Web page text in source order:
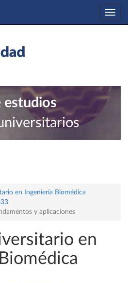
estudios
en Ingeniería Biomédica
y aplicaciones
en